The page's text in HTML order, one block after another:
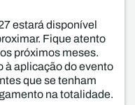
estará disponível
Fique atento
próximos meses.
à aplicação do evento
que se tenham
na totalidade.